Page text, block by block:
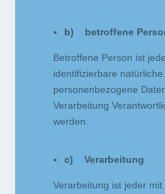
b) betroffene
Betroffene Person ist
identifizierbare
personenbezogene
Verarbeitung
werden.
c) Verarbeitung
Verarbeitung ist jeder